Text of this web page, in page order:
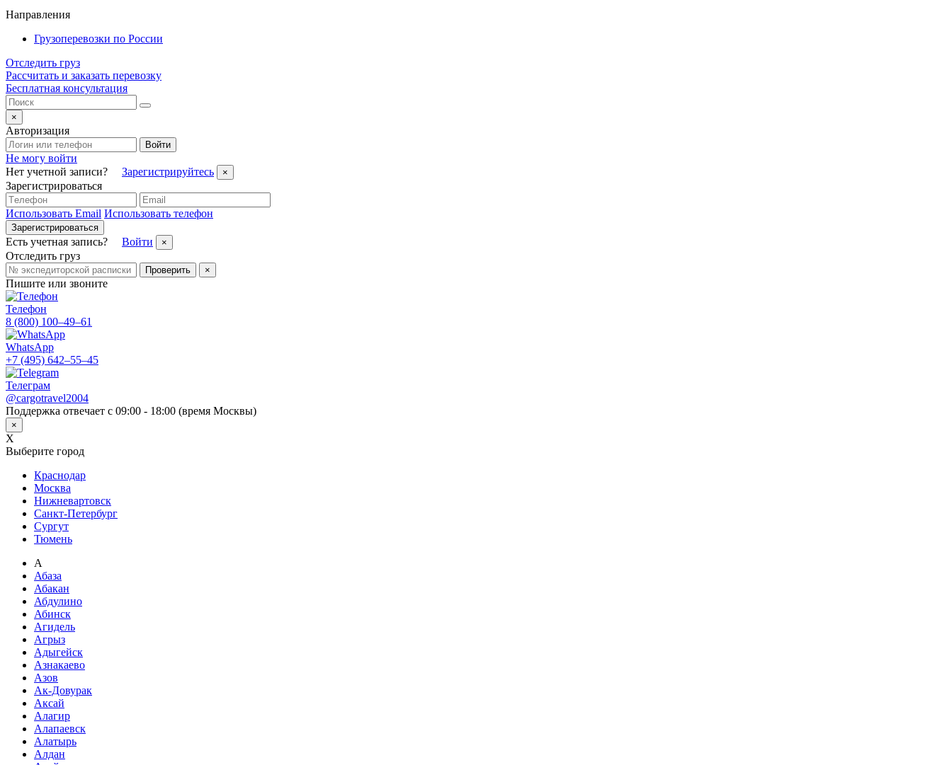
Направления
Грузоперевозки по России
Отследить груз
Рассчитать и заказать перевозку
Бесплатная консультация
×
Авторизация
Войти
Не могу войти
Нет учетной записи?
Зарегистрируйтесь ×
Зарегистрироваться
Использовать Email Использовать телефон
Зарегистрироваться
Есть учетная запись? Войти ×
Отследить груз
Проверить ×
Пишите или звоните
Телефон
8 (800) 100–49–61
WhatsApp
+7 (495) 642–55–45
Телеграм
@cargotravel2004
Поддержка отвечает с 09:00 - 18:00 (время Москвы)
×
X
Выберите город
Краснодар
Москва
Нижневартовск
Санкт-Петербург
Сургут
Тюмень
А
Абаза
Абакан
Абдулино
Абинск
Агидель
Агрыз
Адыгейск
Азнакаево
Азов
Ак-Довурак
Аксай
Алагир
Алапаевск
Алатырь
Алдан